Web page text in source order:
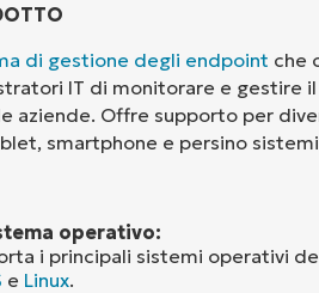
di gestione degli endpoint che
IT di monitorare e gestire
aziende. Offre supporto per
smartphone e persino sistemi
operativo:
i principali sistemi operativi
e Linux.